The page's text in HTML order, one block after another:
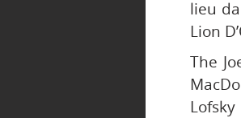
lieu
Lion
The